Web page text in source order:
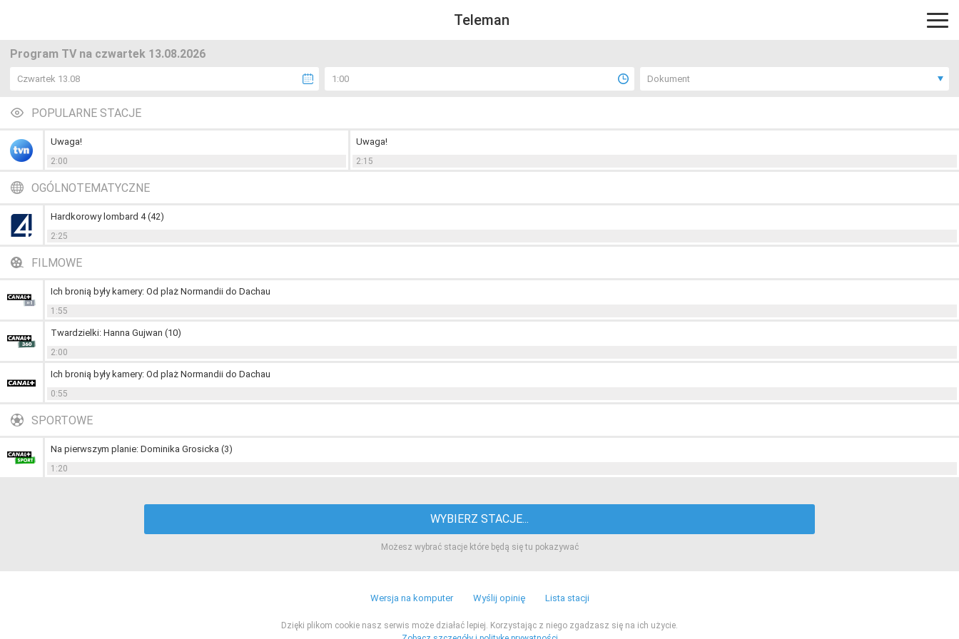
Teleman
Program TV na czwartek 13.08.2026
Czwartek 13.08 1:00 Dokument
POPULARNE STACJE
Uwaga!
2:00
Uwaga!
2:15
OGÓLNOTEMATYCZNE
Hardkorowy lombard 4 (42)
2:25
FILMOWE
Ich bronią były kamery: Od plaż Normandii do Dachau
1:55
Twardzielki: Hanna Gujwan (10)
2:00
Ich bronią były kamery: Od plaż Normandii do Dachau
0:55
SPORTOWE
Na pierwszym planie: Dominika Grosicka (3)
1:20
WYBIERZ STACJE...
Możesz wybrać stacje które będą się tu pokazywać
Wersja na komputer Wyślij opinię Lista stacji
Dzięki plikom cookie nasz serwis może działać lepiej. Korzystając z niego zgadzasz się na ich użycie.